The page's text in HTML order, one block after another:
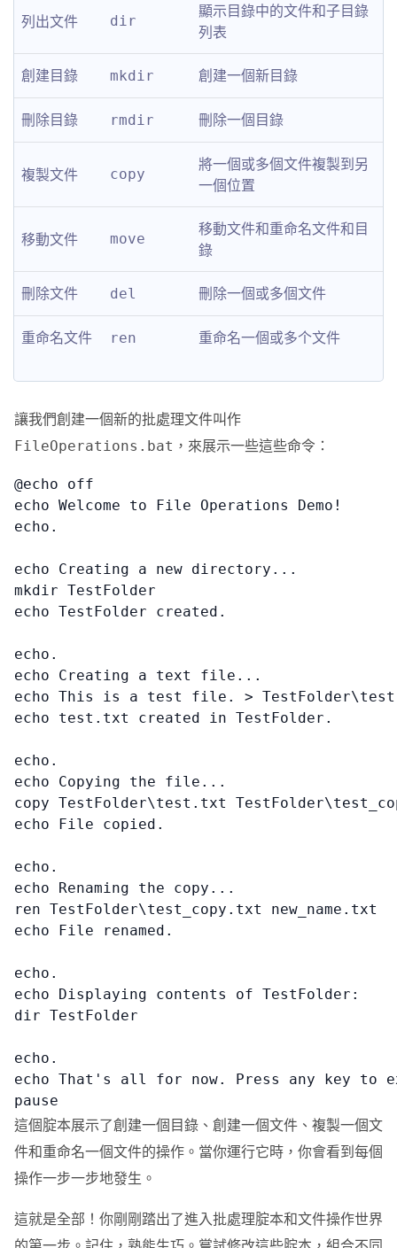
列出文件 dir
顯示目錄中的文件和子目錄
列表
創建目錄 mkdir 創建一個新目錄
刪除目錄 rmdir 刪除一個目錄
複製文件 copy
將一個或多個文件複製到另
一個位置
移動文件 move
移動文件和重命名文件和目
錄
刪除文件 del 刪除一個或多個文件
重命名文件 ren 重命名一個或多个文件
讓我們創建一個新的批處理文件叫作
FileOperations.bat ，來展示一些這些命令：
@echo off
echo Welcome to File Operations Demo!
echo.
echo Creating a new directory...
mkdir TestFolder
echo TestFolder created.
echo.
echo Creating a text file...
echo This is a test file. >
echo test.txt created in TestFolder.
echo.
echo Copying the file...
copy TestFolder\test.txt
echo File copied.
echo.
echo Renaming the copy...
ren TestFolder\test_copy.txt new_name.txt
echo File renamed.
echo.
echo Displaying contents of TestFolder:
dir TestFolder
echo.
echo That's all for now. Press any key to
pause
這個腚本展示了創建一個目錄、創建一個文件、複製一個文
件和重命名一個文件的操作。當你運行它時，你會看到每個
操作一步一步地發生。
這就是全部！你剛剛踏出了進入批處理腚本和文件操作世界